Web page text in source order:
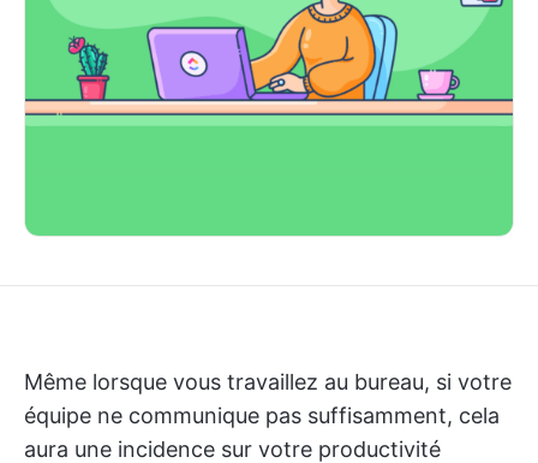
Même lorsque vous travaillez au bureau, si votre
équipe ne communique pas suffisamment, cela
aura une incidence sur votre productivité